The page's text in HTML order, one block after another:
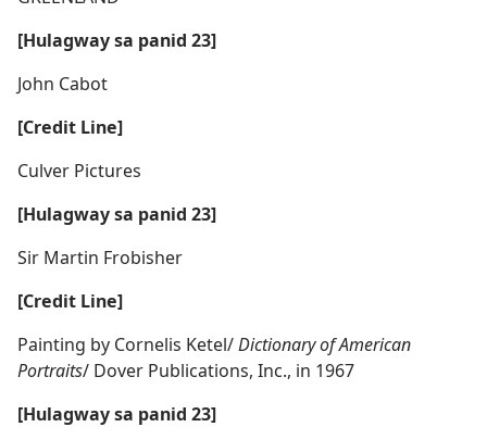
[Hulagway sa panid 23]
John Cabot
[Credit Line]
Culver Pictures
[Hulagway sa panid 23]
Sir Martin Frobisher
[Credit Line]
Painting by Cornelis Ketel/Dictionary of American
Portraits/ Dover Publications, Inc., in 1967
[Hulagway sa panid 23]